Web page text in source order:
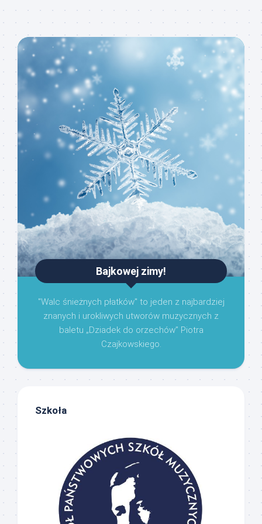
Bajkowej zimy!
"Walc śnieżnych płatków" to jeden z najbardziej
znanych i urokliwych utworów muzycznych z
baletu „Dziadek do orzechów” Piotra
Czajkowskiego.
Szkoła